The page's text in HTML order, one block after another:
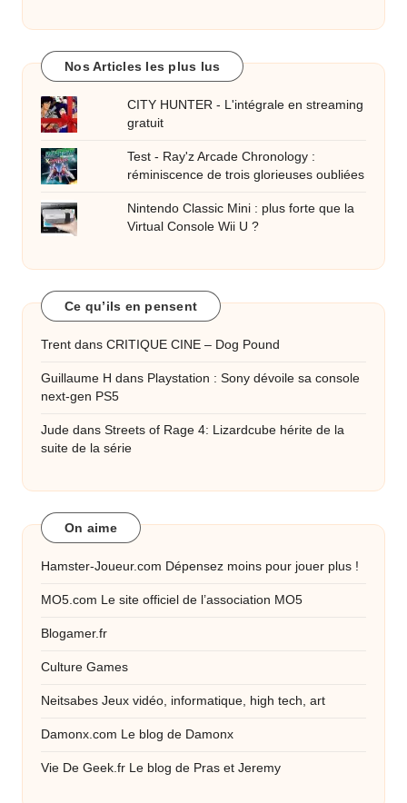
Nos Articles les plus lus
CITY HUNTER - L'intégrale en streaming
gratuit
Test - Ray'z Arcade Chronology :
réminiscence de trois glorieuses oubliées
Nintendo Classic Mini : plus forte que la
Virtual Console Wii U ?
Ce qu’ils en pensent
Trent dans CRITIQUE CINE – Dog Pound
Guillaume H dans Playstation : Sony dévoile sa console
next-gen PS5
Jude dans Streets of Rage 4: Lizardcube hérite de la
suite de la série
On aime
Hamster-Joueur.com Dépensez moins pour jouer plus !
MO5.com Le site officiel de l’association MO5
Blogamer.fr
Culture Games
Neitsabes Jeux vidéo, informatique, high tech, art
Damonx.com Le blog de Damonx
Vie De Geek.fr Le blog de Pras et Jeremy